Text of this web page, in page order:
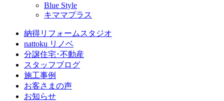
Blue Style
キママプラス
納得リフォームスタジオ
nattoku リノベ
分譲住宅･不動産
スタッフブログ
施工事例
お客さまの声
お知らせ